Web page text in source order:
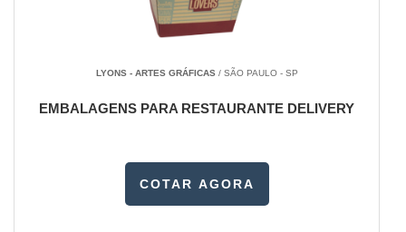
LYONS - ARTES GRÁFICAS/ SÃO PAULO - SP
EMBALAGENS PARA RESTAURANTE DELIVERY
COTAR AGORA